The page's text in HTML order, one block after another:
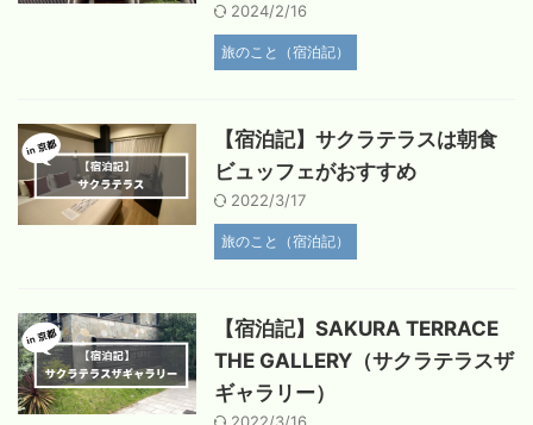
2024/2/16
旅のこと（宿泊記）
【宿泊記】サクラテラスは朝食
ビュッフェがおすすめ
2022/3/17
旅のこと（宿泊記）
【宿泊記】SAKURA TERRACE
THE GALLERY（サクラテラスザ
ギャラリー）